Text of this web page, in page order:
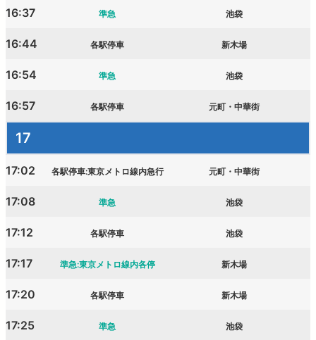
16:37 準急 池袋
16:44 各駅停車 新木場
16:54 準急 池袋
16:57 各駅停車 元町・中華街
17
17:02 各駅停車:東京メトロ線内急行 元町・中華街
17:08 準急 池袋
17:12 各駅停車 池袋
17:17 準急:東京メトロ線内各停 新木場
17:20 各駅停車 新木場
17:25 準急 池袋